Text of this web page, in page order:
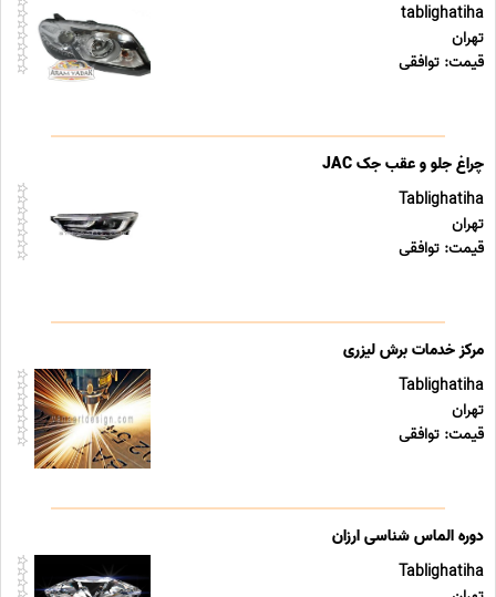
tablighatiha
تهران
قیمت: توافقی
چراغ جلو و عقب جک JAC
Tablighatiha
تهران
قیمت: توافقی
مرکز خدمات برش لیزری
Tablighatiha
تهران
قیمت: توافقی
دوره الماس شناسی ارزان
Tablighatiha